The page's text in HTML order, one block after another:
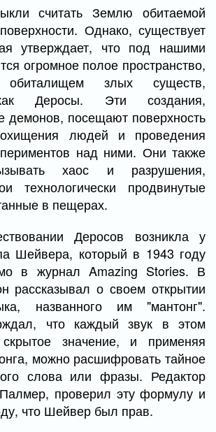
считать Землю обитаемой
Однако, существует
утверждает, что под нашими
огромное полое пространство,
обиталищем злых существ,
Деросы. Эти создания,
посещают поверхность
людей и проведения
над ними. Они также
хаос и разрушения,
технологически продвинутые
в пещерах.
Деросов возникла у
Шейвера, который в 1943 году
в журнал Amazing Stories. В
рассказывал о своем открытии
названного им "мантонг".
что каждый звук в этом
значение, и применяя
можно расшифровать тайное
слова или фразы. Редактор
проверил эту формулу и
что Шейвер был прав.